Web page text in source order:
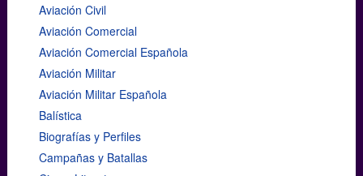
Aviación Civil
Aviación Comercial
Aviación Comercial Española
Aviación Militar
Aviación Militar Española
Balística
Biografías y Perfiles
Campañas y Batallas